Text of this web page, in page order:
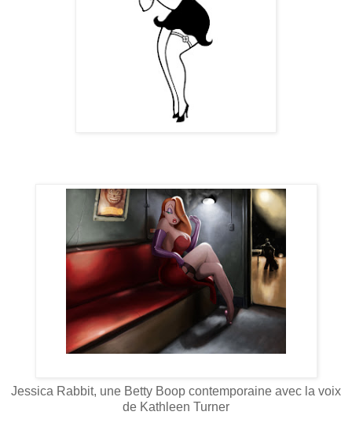
Jessica Rabbit, une Betty Boop contemporaine avec la voix
de Kathleen Turner